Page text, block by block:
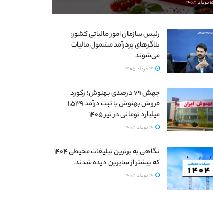
رئیس سازمان امور مالیاتی کشور:
بلاگرهای پردرآمد مشمول مالیات
می‌شوند
جهش ۷۹ درصدی بهنوش؛ رکورد
فروش بهنوش با ثبت درآمد ۱٬۵۳۹
میلیارد تومانی در تیر ۱۴۰۵
نگاهی به برترین تبلیغات محیطی ۱۴۰۴
که بیشتر از سایرین دیده شدند.